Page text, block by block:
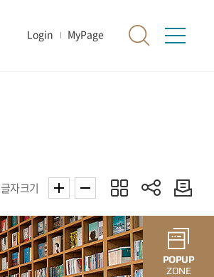
Login MyPage
글자크기
POPUP
ZONE